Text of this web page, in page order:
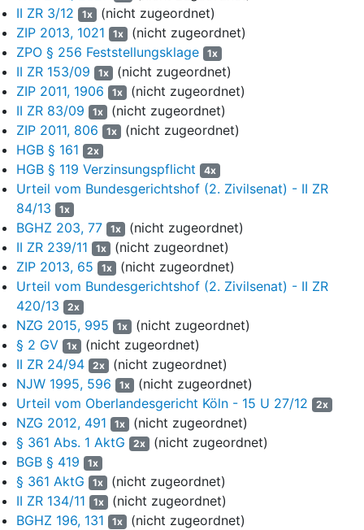
Auch die Klägerin ist nicht unmittelbar, sondern über die
Registertreuhänderin als Treugeberin an der Beklagten
beteiligt und zwar mit einem Kapitalanteil von nominal
10.225,84 EUR. Der Gesellschaftsvertrag der Beklagten (im
Folgenden: GV) enthält u.a. die folgenden Regelungen:
„§ 5 Rechtsstellung der treuhänderisch beteiligten
Gesellschafter
1. Der Treuhandkommanditist erwirbt, hält und verwaltet seine
Gesellschaftsbeteiligung treuhänderisch für die Treugeber, mit
denen er Treuhandverträge geschlossen hat. Der
Treuhandkommanditist wird seine Gesellschafterrechte im
Interesse der Treugeber ausüben. Er wird dabei den
Weisungen der Treugeber Folge leisten.
2. Im Innenverhältnis der Gesellschafter untereinander werden
die Treugeber, für die der Treuhandkommanditist seine
Gesellschaftsbeteiligung treuhänderisch hält, wie unmittelbar
beteiligte Gesellschafter behandelt. Dies gilt insbesondere für
die Beteiligung am Gesellschaftsvermögen, am Gewinn und
Verlust, an einem Auseinandersetzungsguthaben, einem
Liquidationserlös sowie für die Ausübung mitgliedschaftlicher
Rechte.
3. Die Treugeber haben das Recht, an den
Gesellschafterversammlungen teilzunehmen und das ihnen
vom Treuhandkommanditisten durch Vollmacht überlassene
Stimmrecht auszuüben.
§ 9 Informations- und Kontrollrechte
II ZR 3/12
1x (nicht zugeordnet)
ZIP 2013, 1021
1x (nicht zugeordnet)
ZPO § 256 Feststellungsklage
1x
II ZR 153/09 1x (nicht zugeordnet)
ZIP 2011, 1906
1x (nicht zugeordnet)
II ZR 83/09
1x (nicht zugeordnet)
ZIP 2011, 806
1x (nicht zugeordnet)
HGB § 161
2x
HGB § 119 Verzinsungspflicht 4x
Urteil vom Bundesgerichtshof (2. Zivilsenat) - II ZR
84/13
1x
BGHZ 203, 77 1x (nicht zugeordnet)
II ZR 239/11
1x (nicht zugeordnet)
ZIP 2013, 65
1x (nicht zugeordnet)
Urteil vom Bundesgerichtshof (2. Zivilsenat) - II ZR
420/13
2x
NZG 2015, 995 1x (nicht zugeordnet)
§ 2 GV
1x (nicht zugeordnet)
II ZR 24/94
2x (nicht zugeordnet)
NJW 1995, 596
1x (nicht zugeordnet)
Urteil vom Oberlandesgericht Köln - 15 U 27/12
2x
NZG 2012, 491 1x (nicht zugeordnet)
§ 361 Abs. 1 AktG
2x (nicht zugeordnet)
BGB § 419
1x
§ 361 AktG 1x (nicht zugeordnet)
II ZR 134/11
1x (nicht zugeordnet)
BGHZ 196, 131
1x (nicht zugeordnet)